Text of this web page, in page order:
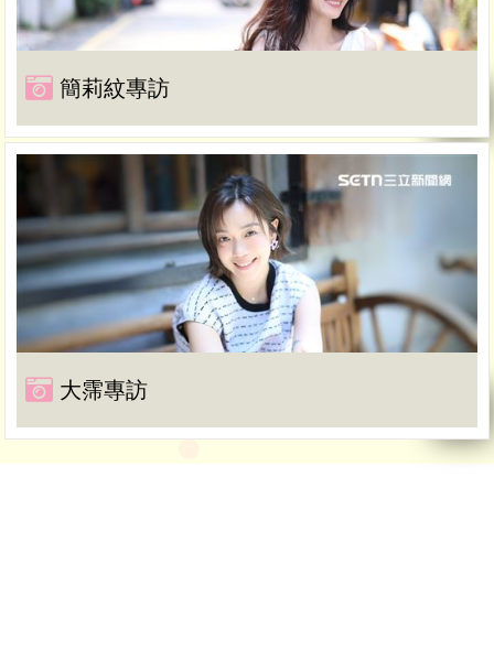
簡莉紋專訪
大霈專訪